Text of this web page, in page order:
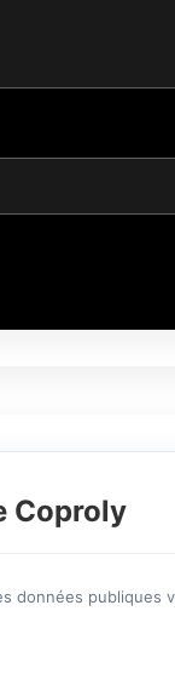
Coproly
données publiques